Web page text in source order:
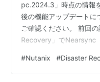
pc.2024.3」時点の情報
後の機能アップデートに
ご確認ください。 前回
Recovery」でNearsync
は、同期レプリケーショ
す。 目次 目次 1.今回の
#Nutanix #Disaster